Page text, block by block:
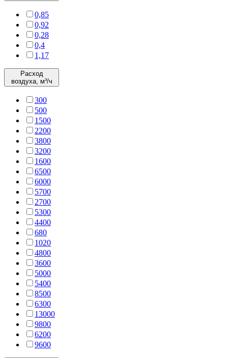
0,85
0,92
0,28
0,4
1,17
Расход
воздуха, м³/ч
300
500
1500
2200
3800
3200
1600
6500
6000
5700
2700
5300
4400
680
1020
4800
3600
5000
5400
8500
6300
13000
9800
6200
9600